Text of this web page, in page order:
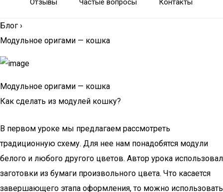
Отзывы Частые вопросы Контакты
Блог ›
Модульное оригами — кошка
Модульное оригами — кошка
Как сделать из модулей кошку?
В первом уроке мы предлагаем рассмотреть
традиционную схему. Для нее нам понадобятся модули
белого и любого другого цветов. Автор урока использовал
заготовки из бумаги произвольного цвета. Что касается
завершающего этапа оформления, то можно использовать